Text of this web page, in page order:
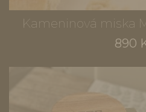
Kameninová miska
890